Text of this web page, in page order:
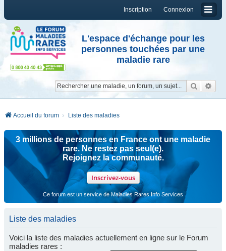
Connexion
Inscription
L'espace d'échange pour les
personnes touchées par une
maladie rare
Accueil du forum Liste des maladies
3 millions de personnes en France ont une maladie
rare. Ne restez pas seul(e).
Rejoignez la communauté.
Inscrivez-vous
Ce forum est un service de Maladies Rares Info Services
Liste des maladies
Voici la liste des maladies actuellement en ligne sur le Forum
maladies rares :